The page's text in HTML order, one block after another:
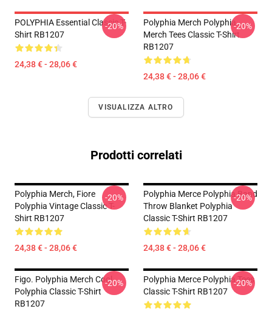
POLYPHIA Essential Classic T-
Shirt RB1207
24,38 € - 28,06 €
-20%
Polyphia Merch Polyphia
Merch Tees Classic T-Shirt
RB1207
24,38 € - 28,06 €
-20%
VISUALIZZA ALTRO
Prodotti correlati
Polyphia Merch, Fiore
Polyphia Vintage Classic T-
Shirt RB1207
24,38 € - 28,06 €
-20%
Polyphia Merce Polyphia Band
Throw Blanket Polyphia
Classic T-Shirt RB1207
24,38 € - 28,06 €
-20%
Figo. Polyphia Merch Cool
Polyphia Classic T-Shirt
RB1207
-20%
Polyphia Merce Polyphia Tees
Classic T-Shirt RB1207
-20%